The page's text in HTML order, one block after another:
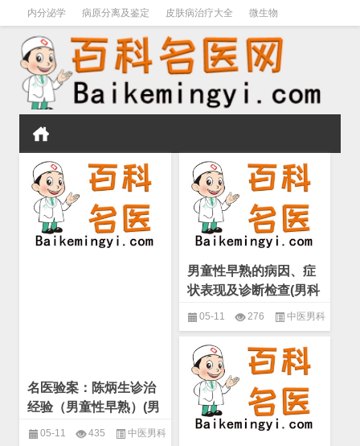
内分泌学 病原分离及鉴定 皮肤病治疗大全 微生物
皮肤病学 男科学 血液病学 心血管 口腔医学 禁戒毒品
名医验案：陈炳生诊治
经验（男童性早熟）(男
科学 男科杂病)
05-11 435 中医男科
男童性早熟的病因、症
状表现及诊断检查(男科
学 男科杂病)
05-11 276 中医男科
名家验案精选 ,男科学 男科杂病